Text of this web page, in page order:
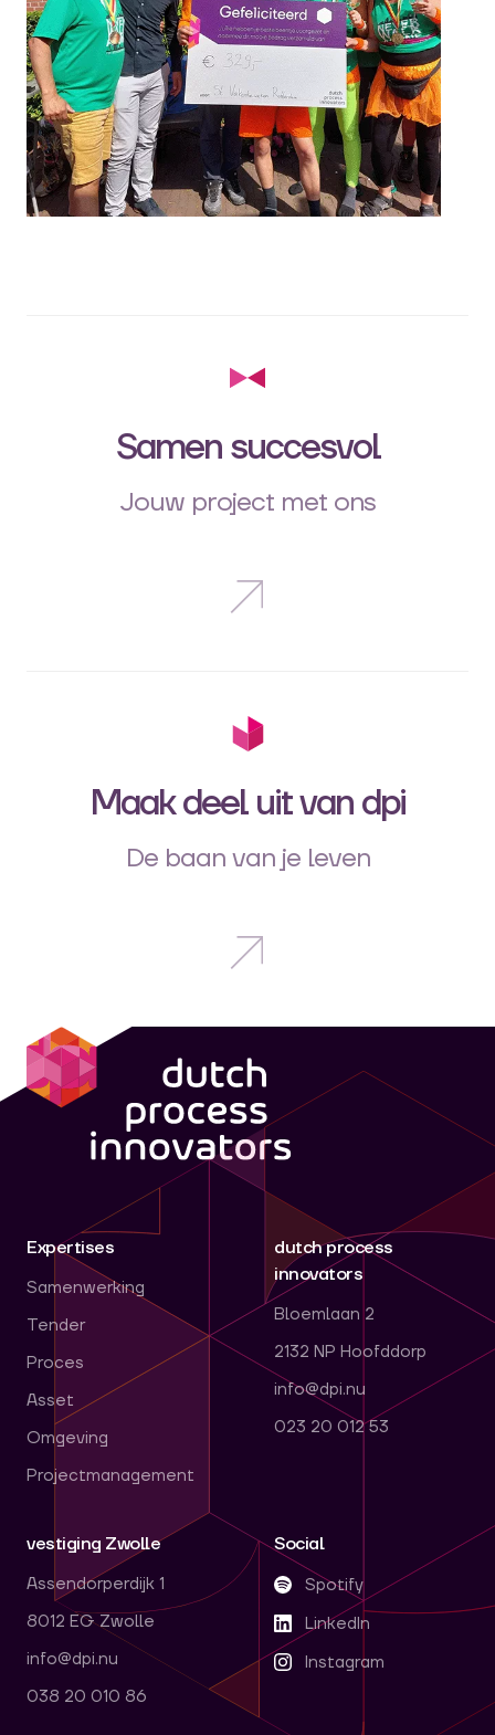
Samen succesvol
Jouw project met ons
Maak deel uit van dpi
De baan van je leven
Expertises
Samenwerking
Tender
Proces
Asset
Omgeving
Projectmanagement
dutch process
innovators
Bloemlaan 2
2132 NP Hoofddorp
info@dpi.nu
023 20 012 53
vestiging Zwolle
Assendorperdijk 1
8012 EG Zwolle
info@dpi.nu
038 20 010 86
Social
Spotify
LinkedIn
Instagram